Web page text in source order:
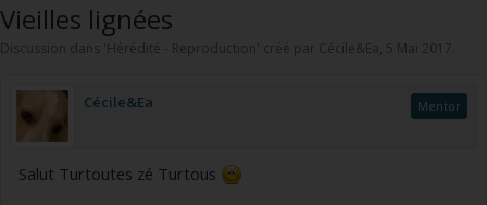
Vieilles lignées
Discussion dans 'Hérédité - Reproduction' créé par Cécile&Ea, 5 Mai 2017
Cécile&Ea Mentor
Salut Turtoutes zé Turtous